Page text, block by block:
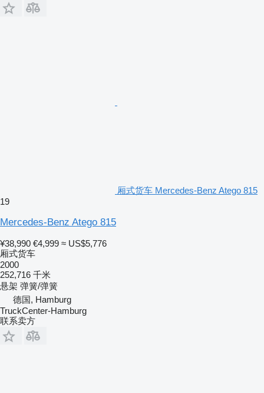
厢式货车 Mercedes-Benz Atego 815
19
Mercedes-Benz Atego 815
¥38,990 €4,999 ≈ US$5,776
厢式货车
2000
252,716 千米
悬架 弹簧/弹簧
德国, Hamburg
TruckCenter-Hamburg
联系卖方